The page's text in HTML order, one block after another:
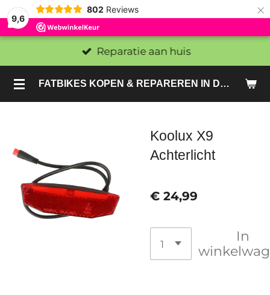
9,6
802 Reviews ×
FATBIKES KOPEN & REPAREREN IN DEN HAAG EN ZOETERMEER - SACHE BIKES
Reparatie aan huis
Koolux X9
Achterlicht
€ 24,99
In